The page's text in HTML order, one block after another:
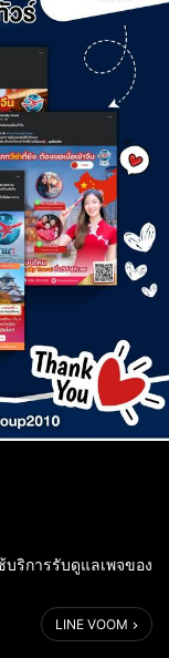
ริการรับดูแลเพจของ
ระเทศ ไม่ว่าจะเป็น
LINE VOOM